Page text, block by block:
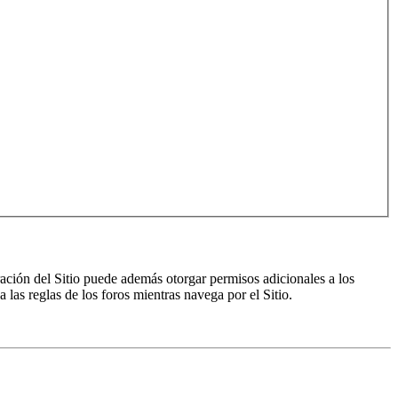
del Sitio puede además otorgar permisos adicionales a los
las reglas de los foros mientras navega por el Sitio.